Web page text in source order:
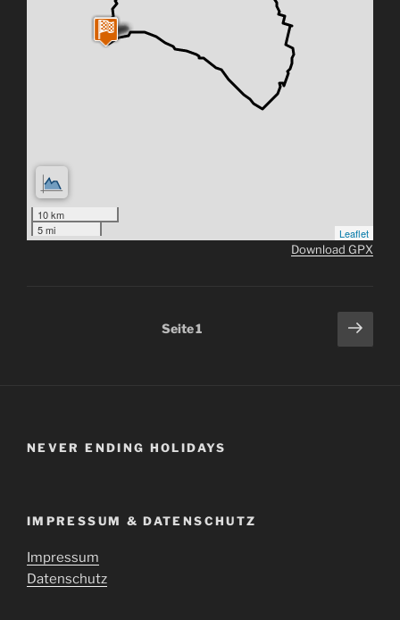
10 km
5 mi
Leaflet
Download GPX
Seitennummerierung
Seite1
NEVER ENDING HOLIDAYS
IMPRESSUM & DATENSCHUTZ
Impressum
Datenschutz